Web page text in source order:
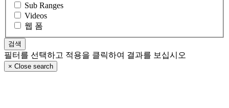
Sub Ranges
Videos
웹 폼
필터를 선택하고 적용을 클릭하여 결과를 보십시오
× Close search